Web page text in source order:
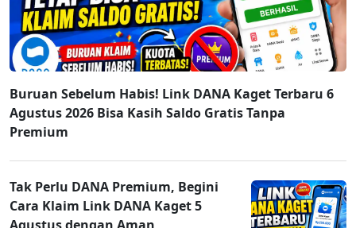
Buruan Sebelum Habis! Link DANA Kaget Terbaru 6
Agustus 2026 Bisa Kasih Saldo Gratis Tanpa
Premium
Tak Perlu DANA Premium, Begini
Cara Klaim Link DANA Kaget 5